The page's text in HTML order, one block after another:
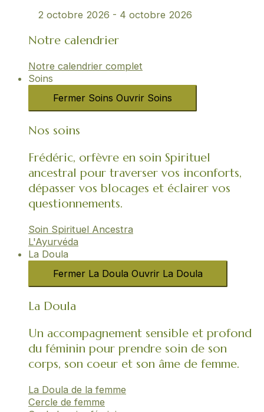
2 octobre 2026 - 4 octobre 2026
Notre calendrier
Notre calendrier complet
Soins
Fermer Soins Ouvrir Soins
Nos soins
Frédéric, orfèvre en soin Spirituel
ancestral pour traverser vos inconforts,
dépasser vos blocages et éclairer vos
questionnements.
Soin Spirituel Ancestra
L'Ayurvéda​
La Doula
Fermer La Doula Ouvrir La Doula
La Doula
Un accompagnement sensible et profond
du féminin pour prendre soin de son
corps, son coeur et son âme de femme.
La Doula de la femme
Cercle de femme​